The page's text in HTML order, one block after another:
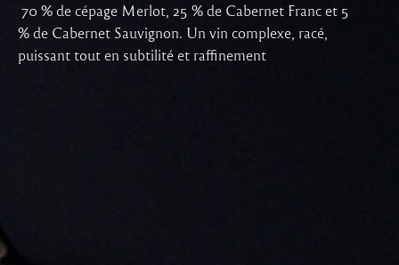
70 % de cépage Merlot, 25 % de Cabernet Franc et 5
% de Cabernet Sauvignon. Un vin complexe, racé,
puissant tout en subtilité et raffinement